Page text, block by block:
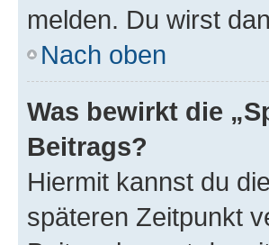
melden. Du wirst
Nach oben
Was bewirkt die
Beitrags?
Hiermit kannst du
späteren Zeitpunkt